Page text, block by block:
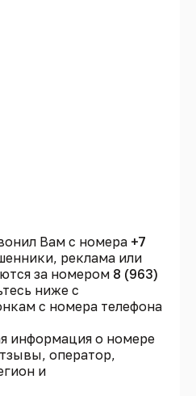
Вам с номера +7
реклама или
за номером 8 (963)
ниже с
с номера телефона
информация о номере
оператор,
и